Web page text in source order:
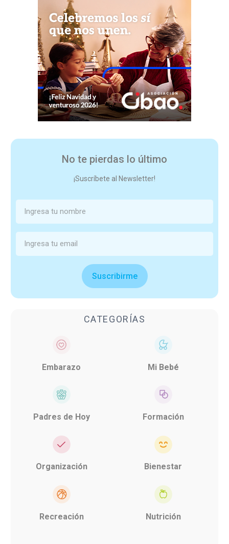
No te pierdas lo último
¡Suscríbete al Newsletter!
Suscribirme
CATEGORÍAS
Embarazo Mi Bebé
Padres de Hoy Formación
Organización Bienestar
Recreación Nutrición